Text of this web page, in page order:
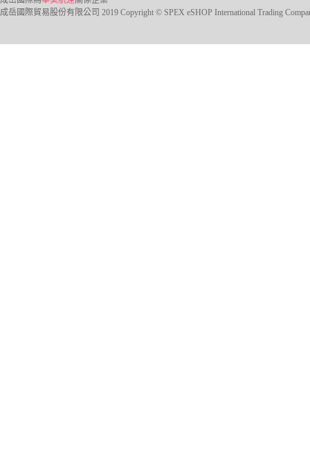
成岳國際貿易股份有限公司 2019 Copyright © SPEX eSHOP International Trading